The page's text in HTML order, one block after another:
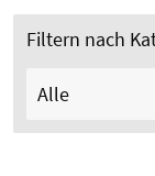
Filtern nach
Alle